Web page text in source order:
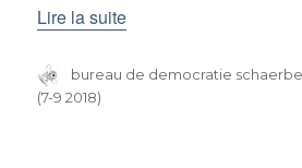
Lire la suite
Auteur
bureau de democratie
(7-9 2018)